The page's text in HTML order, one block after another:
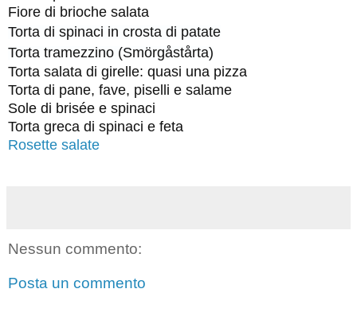
Fiore di brioche salata
Torta di spinaci in crosta di patate
Torta tramezzino (Smörgåstårta)
Torta salata di girelle: quasi una pizza
Torta di pane, fave, piselli e salame
Sole di brisée e spinaci
Torta greca di spinaci e feta
Rosette salate
Nessun commento:
Posta un commento